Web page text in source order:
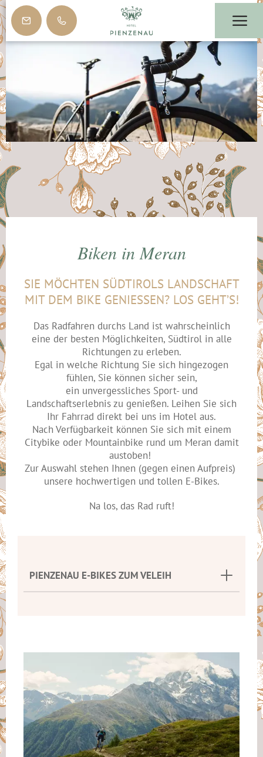
Biken in Meran
SIE MÖCHTEN SÜDTIROLS LANDSCHAFT
MIT DEM BIKE GENIESSEN? LOS GEHT’S!
Das Radfahren durchs Land ist wahrscheinlich
eine der besten Möglichkeiten, Südtirol in alle
Richtungen zu erleben.
Egal in welche Richtung Sie sich hingezogen
fühlen, Sie können sicher sein,
ein unvergessliches Sport- und
Landschaftserlebnis zu genießen. Leihen Sie sich
Ihr Fahrrad direkt bei uns im Hotel aus.
Nach Verfügbarkeit können Sie sich mit einem
Citybike oder Mountainbike rund um Meran damit
austoben!
Zur Auswahl stehen Ihnen (gegen einen Aufpreis)
unsere hochwertigen und tollen E-Bikes.
Na los, das Rad ruft!
PIENZENAU E-BIKES ZUM VELEIH